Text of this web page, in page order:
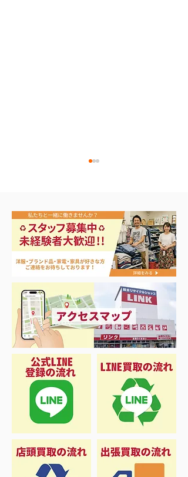
アップルウォッチ 第2世
代 A2723